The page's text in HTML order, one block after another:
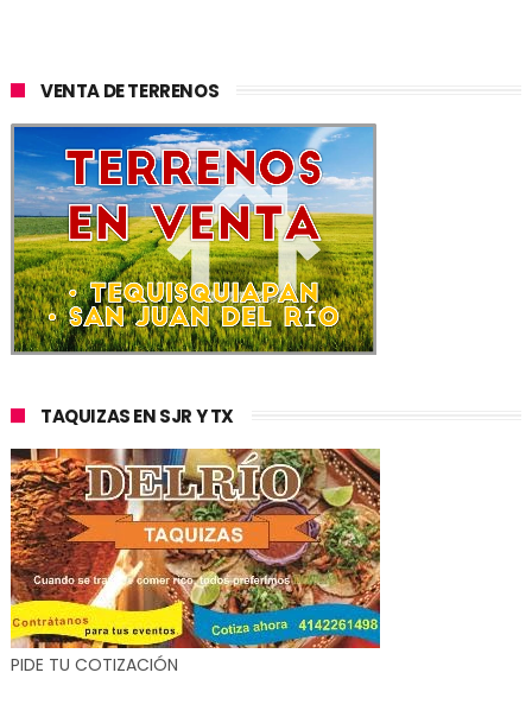
VENTA DE TERRENOS
TAQUIZAS EN SJR Y TX
PIDE TU COTIZACIÓN